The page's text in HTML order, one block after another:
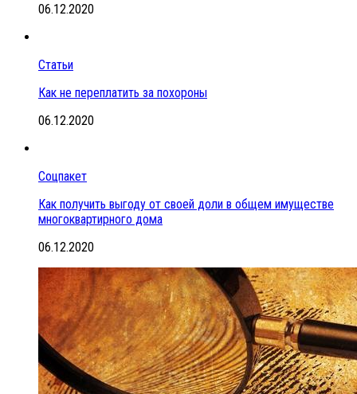
06.12.2020
Статьи
Как не переплатить за похороны
06.12.2020
Соцпакет
Как получить выгоду от своей доли в общем имуществе
многоквартирного дома
06.12.2020